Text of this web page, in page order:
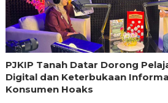
PJKIP Tanah Datar Dorong
Digital dan Keterbukaan
Konsumen Hoaks